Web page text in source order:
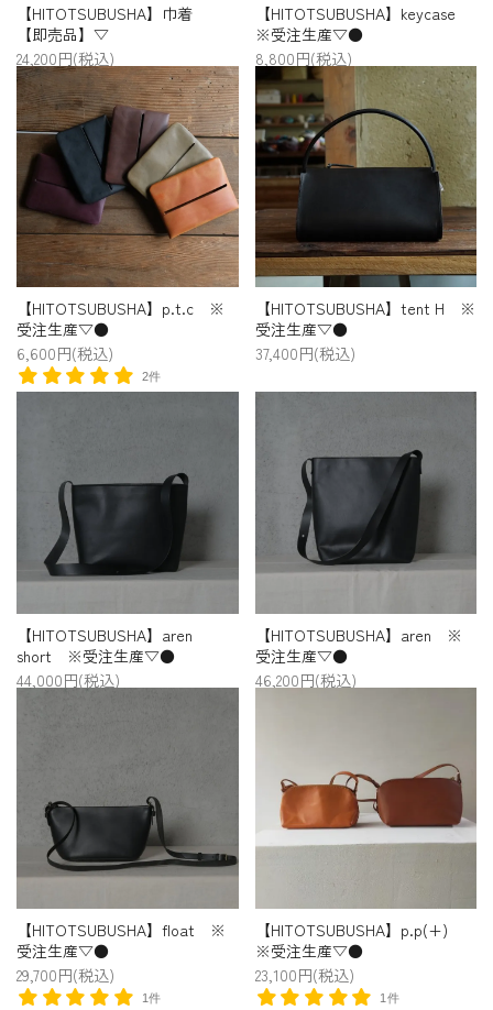
【HITOTSUBUSHA】巾着
【即売品】▽
24,200円(税込)
【HITOTSUBUSHA】keycase
※受注生産▽●
8,800円(税込)
【HITOTSUBUSHA】p.t.c ※
受注生産▽●
6,600円(税込)
2件
【HITOTSUBUSHA】tent H ※
受注生産▽●
37,400円(税込)
【HITOTSUBUSHA】aren
short ※受注生産▽●
44,000円(税込)
【HITOTSUBUSHA】aren ※
受注生産▽●
46,200円(税込)
【HITOTSUBUSHA】float ※
受注生産▽●
29,700円(税込)
1件
【HITOTSUBUSHA】p.p(+)
※受注生産▽●
23,100円(税込)
1件